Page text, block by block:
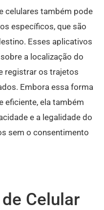
celulares também pode
específicos, que são
Esses aplicativos
a localização do
registrar os trajetos
Embora essa forma
eficiente, ela também
e a legalidade do
sem o consentimento
Celular